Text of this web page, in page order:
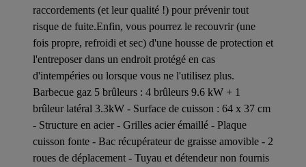
raccordements (et leur qualité !) pour prévenir tout
risque de fuite.Enfin, vous pourrez le recouvrir (une
fois propre, refroidi et sec) d'une housse de protection et
l'entreposer dans un endroit protégé en cas
d'intempéries ou lorsque vous ne l'utilisez plus.
Barbecue gaz 5 brûleurs : 4 brûleurs 9.6 kW + 1
brûleur latéral 3.3kW - Surface de cuisson : 64 x 37 cm
- Structure en acier - Grilles acier émaillé - Plaque
cuisson fonte - Bac récupérateur de graisse amovible - 2
roues de déplacement - Tuyau et détendeur non fournis